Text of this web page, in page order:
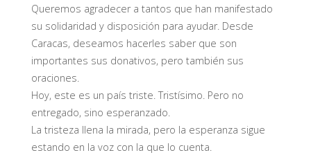
Queremos agradecer a tantos que han manifestado
su solidaridad y disposición para ayudar. Desde
Caracas, deseamos hacerles saber que son
importantes sus donativos, pero también sus
oraciones.
Hoy, este es un país triste. Tristísimo. Pero no
entregado, sino esperanzado.
La tristeza llena la mirada, pero la esperanza sigue
estando en la voz con la que lo cuenta.